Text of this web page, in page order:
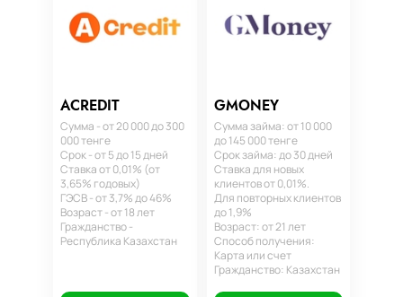
ACREDIT
Сумма - от 20 000 до 300
000 тенге
Срок - от 5 до 15 дней
Ставка от 0,01% (от
3,65% годовых)
ГЭСВ - от 3,7% до 46%
Возраст - от 18 лет
Гражданство -
Республика Казахстан
GMONEY
Сумма займа: от 10 000
до 145 000 тенге
Срок займа: до 30 дней
Ставка для новых
клиентов от 0,01%.
Для повторных клиентов
до 1,9%
Возраст: от 21 лет
Способ получения:
Карта или счет
Гражданство: Казахстан